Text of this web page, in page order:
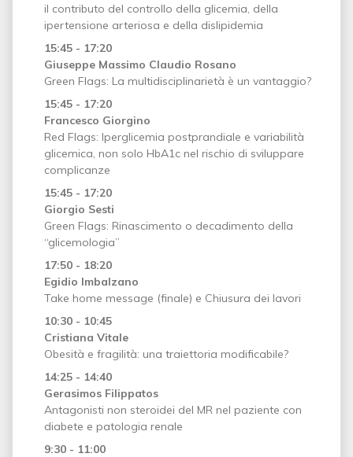
il contributo del controllo della glicemia, della
ipertensione arteriosa e della dislipidemia
15:45 - 17:20
Giuseppe Massimo Claudio Rosano
Green Flags: La multidisciplinarietà è un vantaggio?
15:45 - 17:20
Francesco Giorgino
Red Flags: Iperglicemia postprandiale e variabilità
glicemica, non solo HbA1c nel rischio di sviluppare
complicanze
15:45 - 17:20
Giorgio Sesti
Green Flags: Rinascimento o decadimento della
“glicemologia”
17:50 - 18:20
Egidio Imbalzano
Take home message (finale) e Chiusura dei lavori
10:30 - 10:45
Cristiana Vitale
Obesità e fragilità: una traiettoria modificabile?
14:25 - 14:40
Gerasimos Filippatos
Antagonisti non steroidei del MR nel paziente con
diabete e patologia renale
9:30 - 11:00